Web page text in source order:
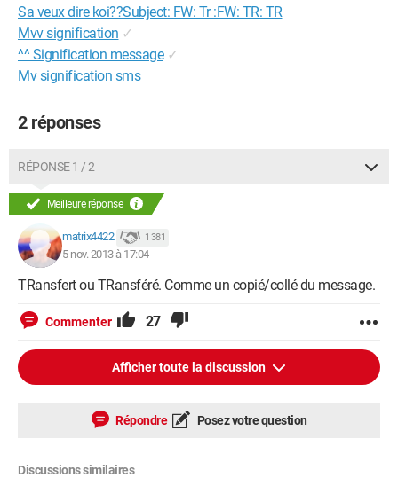
Sa veux dire koi??Subject: FW: Tr :FW: TR: TR
Mvv signification ✓
^^ Signification message ✓
Mv signification sms
2 réponses
RÉPONSE 1 / 2
Meilleure réponse
matrix4422 1 381
5 nov. 2013 à 17:04
TRansfert ou TRansféré. Comme un copié/collé du message.
Commenter 27
Afficher toute la discussion
Répondre Posez votre question
Discussions similaires